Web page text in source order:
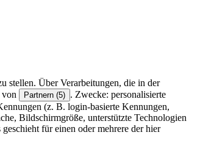
stellen. Über Verarbeitungen, die in der
Partnern (5) . Zwecke: personalisierte
(z. B. login-basierte Kennungen,
Bildschirmgröße, unterstützte Technologien
für einen oder mehrere der hier